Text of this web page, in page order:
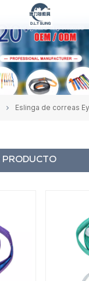
Eslinga de correas
PRODUCTO